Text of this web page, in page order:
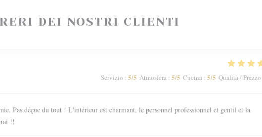
DEI NOSTRI CLIENTI
Servizio : 5/5 Atmosfera : 5/5 Cucina : 5/5 Qualità / Prezzo
Pas déçue du tout ! L'intérieur est charmant, le personnel professionnel et gentil et la
!!